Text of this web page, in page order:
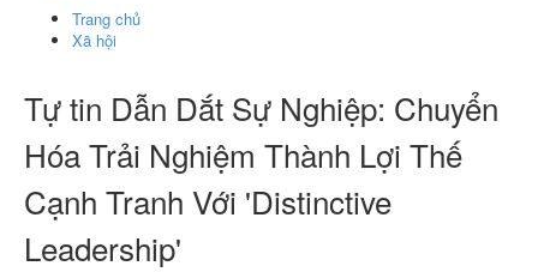
Trang chủ
Xã hội
Tự tin Dẫn Dắt Sự Nghiệp: Chuyển
Hóa Trải Nghiệm Thành Lợi Thế
Cạnh Tranh Với 'Distinctive
Leadership'